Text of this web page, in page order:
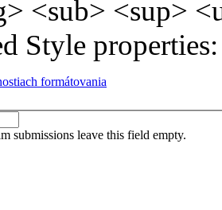
<sub> <sup>
Style
formátovania
submissions leave this field empty.